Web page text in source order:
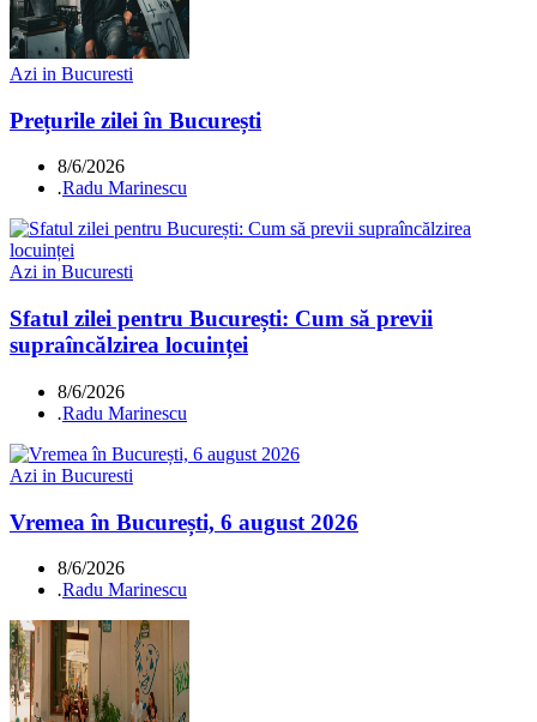
Azi in Bucuresti
Prețurile zilei în București
8/6/2026
.Radu Marinescu
Azi in Bucuresti
Sfatul zilei pentru București: Cum să previi
supraîncălzirea locuinței
8/6/2026
.Radu Marinescu
Azi in Bucuresti
Vremea în București, 6 august 2026
8/6/2026
.Radu Marinescu